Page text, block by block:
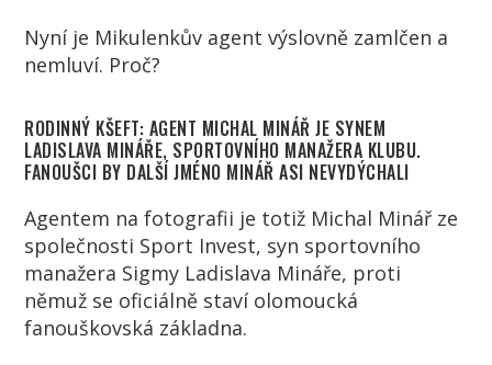
Nyní je Mikulenkův agent výslovně zamlčen a
nemluví. Proč?
RODINNÝ KŠEFT: AGENT MICHAL MINÁŘ JE SYNEM
LADISLAVA MINÁŘE, SPORTOVNÍHO MANAŽERA KLUBU.
FANOUŠCI BY DALŠÍ JMÉNO MINÁŘ ASI NEVYDÝCHALI
Agentem na fotografii je totiž Michal Minář ze
společnosti Sport Invest, syn sportovního
manažera Sigmy Ladislava Mináře, proti
němuž se oficiálně staví olomoucká
fanouškovská základna.